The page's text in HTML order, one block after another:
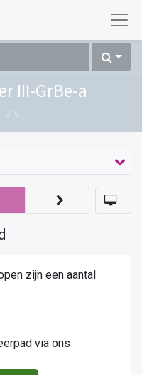
III-GrBe-a
0 %
zijn een aantal
via ons